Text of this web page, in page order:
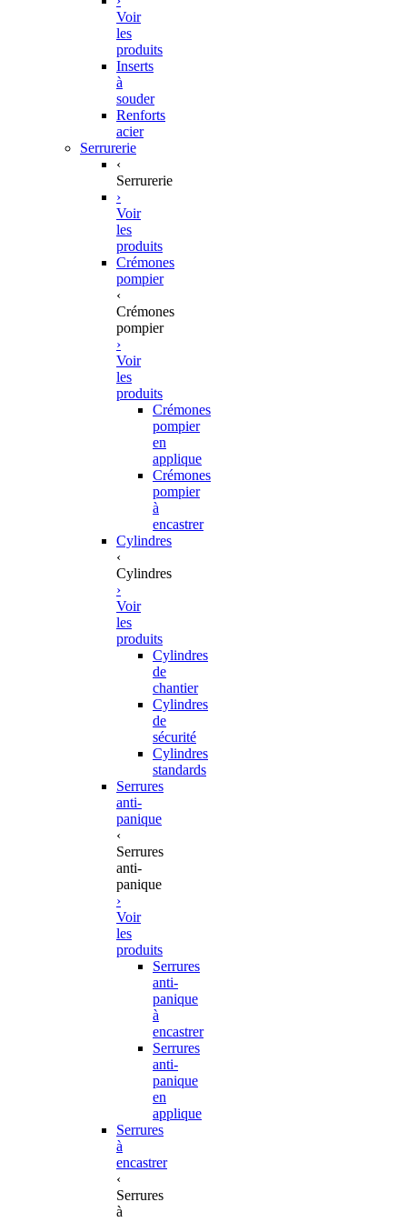
Voir
les
produits
Inserts
à
souder
Renforts
acier
Serrurerie
‹
Serrurerie
›
Voir
les
produits
Crémones
pompier
‹
Crémones
pompier
›
Voir
les
produits
Crémones
pompier
en
applique
Crémones
pompier
à
encastrer
Cylindres
‹
Cylindres
›
Voir
les
produits
Cylindres
de
chantier
Cylindres
de
sécurité
Cylindres
standards
Serrures
anti-
panique
‹
Serrures
anti-
panique
›
Voir
les
produits
Serrures
anti-
panique
à
encastrer
Serrures
anti-
panique
en
applique
Serrures
à
encastrer
‹
Serrures
à